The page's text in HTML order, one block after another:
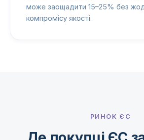
може заощадити 15–25% без
компромісу якості.
РИНОК ЄС